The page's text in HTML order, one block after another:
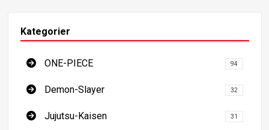
Kategorier
ONE-PIECE 94
Demon-Slayer 32
Jujutsu-Kaisen 31